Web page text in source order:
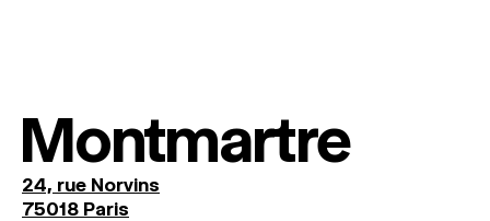
Montmartre
24, rue Norvins
75018 Paris